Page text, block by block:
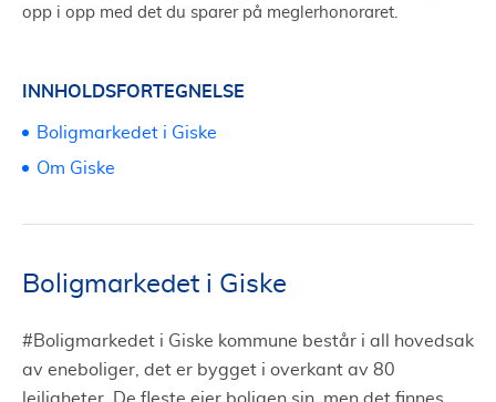
opp i opp med det du sparer på meglerhonoraret.
Boligmarkedet i Giske
#Boligmarkedet i Giske kommune består i all hovedsak
av eneboliger, det er bygget i overkant av 80
INNHOLDSFORTEGNELSE
Boligmarkedet i Giske
Om Giske